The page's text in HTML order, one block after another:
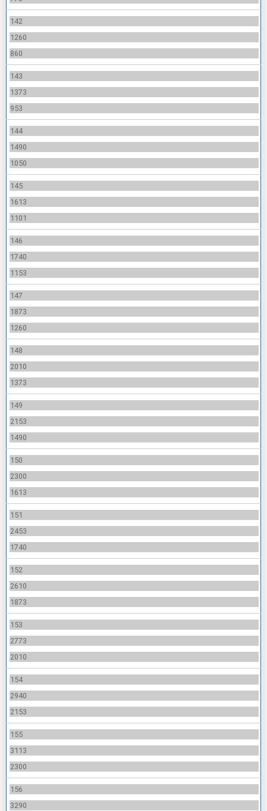
142
1260
860
143
1373
953
144
1490
1050
145
1613
1101
146
1740
1153
147
1873
1260
148
2010
1373
149
2153
1490
150
2300
1613
151
2453
1740
152
2610
1873
153
2773
2010
154
2940
2153
155
3113
2300
156
3290